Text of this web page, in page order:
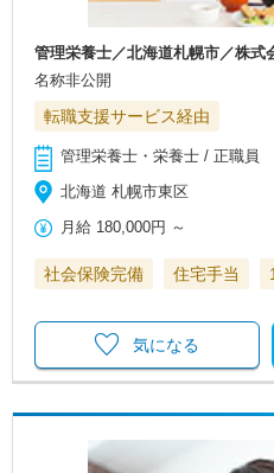
管理栄養士／北海道札幌市／株
名称非公開
転職支援サービス経由
管理栄養士・栄養士 / 正職員
北海道 札幌市東区
月給 180,000円 ～
社会保険完備 住宅手当
気になる